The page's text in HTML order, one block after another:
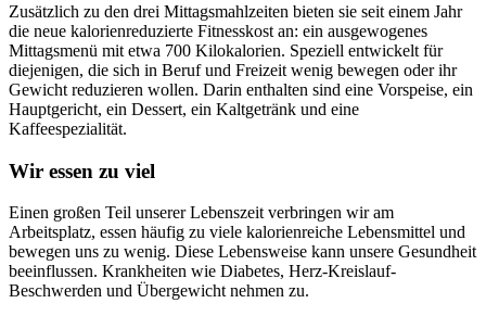
Zusätzlich zu den drei Mittagsmahlzeiten bieten sie seit einem Jahr
die neue kalorienreduzierte Fitnesskost an: ein ausgewogenes
Mittagsmenü mit etwa 700 Kilokalorien. Speziell entwickelt für
diejenigen, die sich in Beruf und Freizeit wenig bewegen oder ihr
Gewicht reduzieren wollen. Darin enthalten sind eine Vorspeise, ein
Hauptgericht, ein Dessert, ein Kaltgetränk und eine
Kaffeespezialität.
Wir essen zu viel
Einen großen Teil unserer Lebenszeit verbringen wir am
Arbeitsplatz, essen häufig zu viele kalorienreiche Lebensmittel und
bewegen uns zu wenig. Diese Lebensweise kann unsere Gesundheit
beeinflussen. Krankheiten wie Diabetes, Herz-Kreislauf-
Beschwerden und Übergewicht nehmen zu.